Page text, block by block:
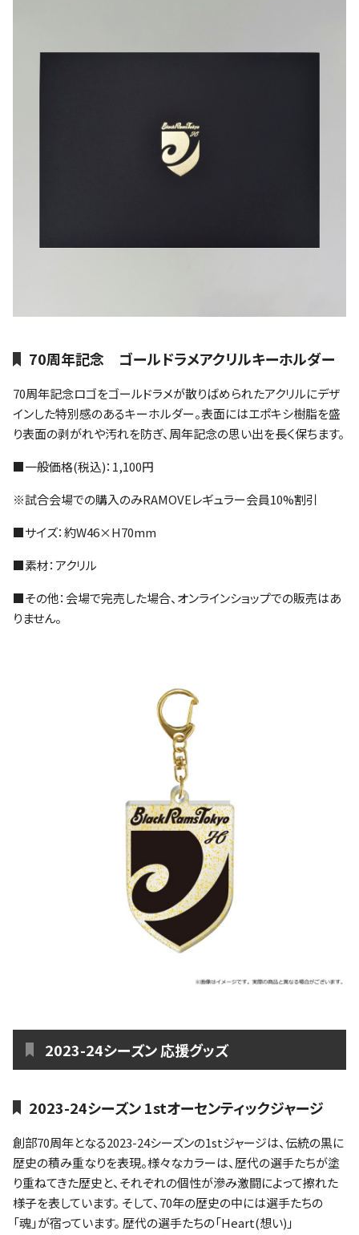
70周年記念 ゴールドラメアクリルキーホルダー
70周年記念ロゴをゴールドラメが散りばめられたアクリルにデザ
インした特別感のあるキーホルダー。表面にはエポキシ樹脂を盛
り表面の剥がれや汚れを防ぎ、周年記念の思い出を長く保ちます。
■一般価格(税込)：1,100円
※試合会場での購入のみRAMOVEレギュラー会員10%割引
■サイズ：約W46×H70mm
■素材：アクリル
■その他：会場で完売した場合、オンラインショップでの販売はあ
りません。
2023-24シーズン 応援グッズ
2023-24シーズン 1stオーセンティックジャージ
創部70周年となる2023-24シーズンの1stジャージは、伝統の黒に
歴史の積み重なりを表現。様々なカラーは、歴代の選手たちが塗
り重ねてきた歴史と、それぞれの個性が滲み激闘によって擦れた
様子を表しています。 そして、70年の歴史の中には選手たちの
「魂」が宿っています。 歴代の選手たちの「Heart(想い)」